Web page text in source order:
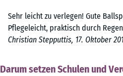
Sehr leicht zu verlegen! Gute
Pflegeleicht, praktisch durch
Christian Stepputtis, 17. Oktober
Darum setzen Schulen und